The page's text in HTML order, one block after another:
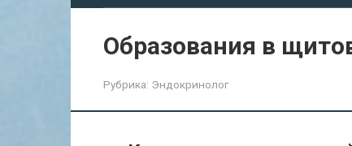
Образования в
Рубрика: Эндокринолог